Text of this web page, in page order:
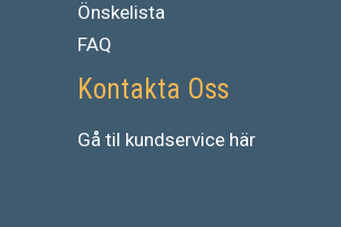
Önskelista
FAQ
Kontakta Oss
Gå til kundservice här